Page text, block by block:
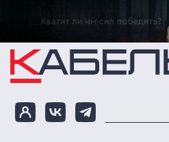
Перейти к основному